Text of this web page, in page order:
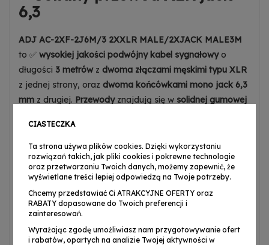
6,3
ADJ AC-2XF-2J6M/3 2XXLR MALE/2XJACK MALE3M
to ✅ wysokiej jakości podwójny kabel sygnałowyo
długości 3 metrówz dwoma złączami męskimi typu XLR
z jednej strony, oraz dwoma końcówkami mono jack 6,3
mm z drugiej. Przewodyznajdują się w solidnej gumowej
przesyłanego sygnału
podłączeniamikrofonów dynamicznych,
pojemnościowych,kolumn głośnikowych,końcówek
mocy, a takżemikserów,efektów,interfejsów audioi
instrumentów.
Specyfikacja techniczna:
CIASTECZKA
Ta strona używa plików cookies. Dzięki wykorzystaniu
rozwiązań takich, jak pliki cookies i pokrewne technologie
oraz przetwarzaniu Twoich danych, możemy zapewnić, że
wyświetlane treści lepiej odpowiedzą na Twoje potrzeby.
Chcemy przedstawiać Ci ATRAKCYJNE OFERTY oraz
RABATY dopasowane do Twoich preferencji i
zainteresowań.
Wyrażając zgodę umożliwiasz nam przygotowywanie ofert
i rabatów, opartych na analizie Twojej aktywności w